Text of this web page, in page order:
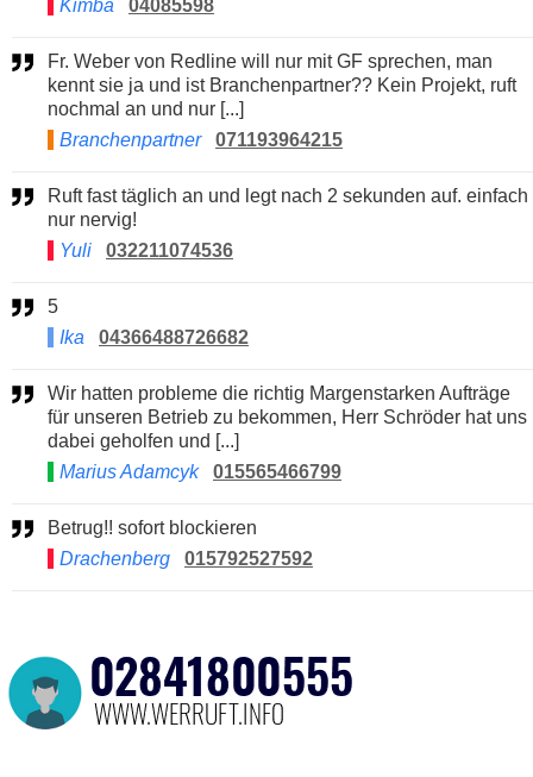
Kimba
04085598
Fr. Weber von Redline will nur mit GF sprechen, man
kennt sie ja und ist Branchenpartner?? Kein Projekt, ruft
nochmal an und nur [...]
Branchenpartner
071193964215
Ruft fast täglich an und legt nach 2 sekunden auf. einfach
nur nervig!
Yuli
032211074536
5
Ika
04366488726682
Wir hatten probleme die richtig Margenstarken Aufträge
für unseren Betrieb zu bekommen, Herr Schröder hat uns
dabei geholfen und [...]
Marius Adamcyk
015565466799
Betrug!! sofort blockieren
Drachenberg
015792527592